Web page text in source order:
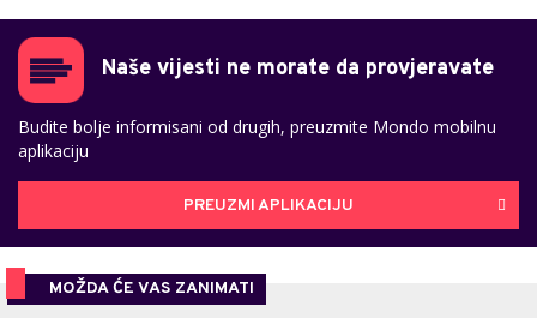
Naše vijesti ne morate da provjeravate
Budite bolje informisani od drugih, preuzmite Mondo mobilnu
aplikaciju
PREUZMI APLIKACIJU
MOŽDA ĆE VAS ZANIMATI